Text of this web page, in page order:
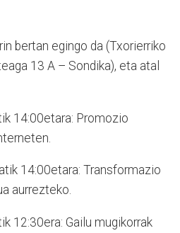
bertan egingo da (Txorierriko
13 A – Sondika), eta atal
14:00etara: Promozio
14:00etara: Transformazio
aurrezteko.
12:30era: Gailu mugikorrak